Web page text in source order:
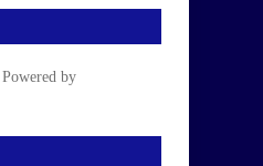
Powered by